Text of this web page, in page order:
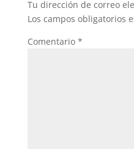
o
k
p
Tu dirección de correo
Los campos obligatorios
Comentario *